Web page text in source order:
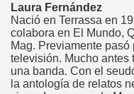
Laura Fernández
Nació en Terrassa en
colabora en El Mundo,
Mag. Previamente
televisión. Mucho antes
una banda. Con el
la antología de relatos